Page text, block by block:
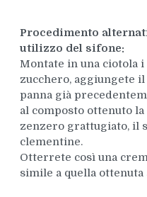
Procedimento
utilizzo del sifone:
Montate in una ciotola
zucchero, aggiungete
panna già
al composto ottenuto
zenzero grattugiato, il
clementine.
Otterrete così una
simile a quella